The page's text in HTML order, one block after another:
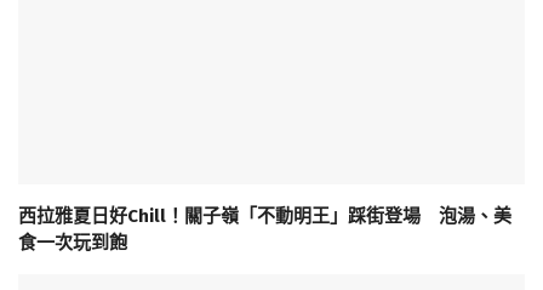
西拉雅夏日好Chill！關子嶺「不動明王」踩街登場 泡湯、美
食一次玩到飽